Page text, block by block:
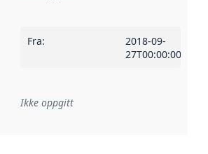
Fra:
2018-09-
27T00:00:00Z
Referanse til en implementasjonsregel
Ikke oppgitt